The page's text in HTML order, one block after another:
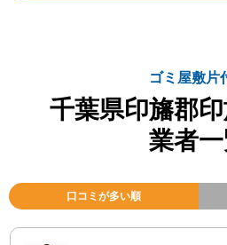
ゴミ屋敷片
千葉県印旛郡
業者
口コミが多い順